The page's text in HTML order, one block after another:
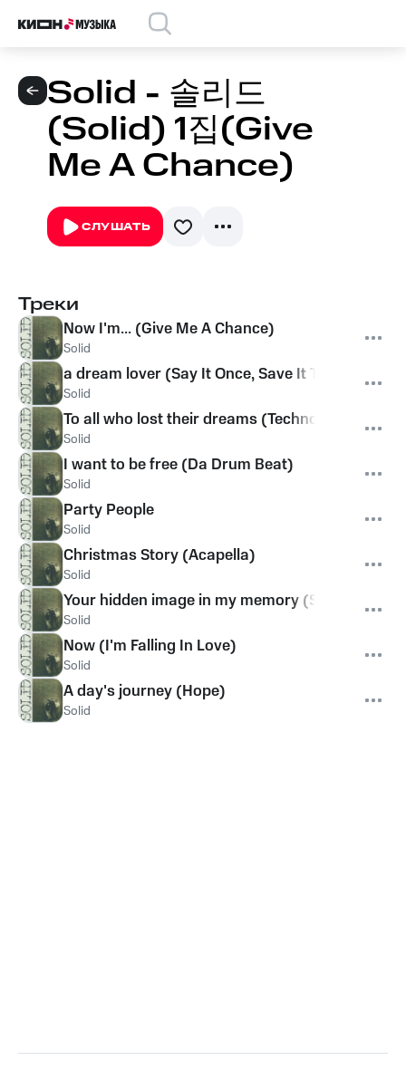
Solid - 솔리드
(Solid) 1집(Give
Me A Chance)
СЛУШАТЬ
Треки
Now I'm... (Give Me A Chance)
Solid
a dream lover (Say It Once, Save It Twice)
Solid
To all who lost their dreams (Techno)
Solid
I want to be free (Da Drum Beat)
Solid
Party People
Solid
Christmas Story (Acapella)
Solid
Your hidden image in my memory (Spending
Solid
Now (I'm Falling In Love)
Solid
A day's journey (Hope)
Solid